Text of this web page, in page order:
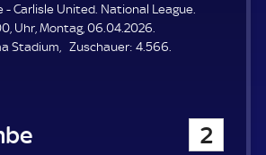
E
L
E
N
- Carlisle United. National League.
Uhr, Montag, 06.04.2026.
Stadium
Zuschauer: Z
4.566.
2